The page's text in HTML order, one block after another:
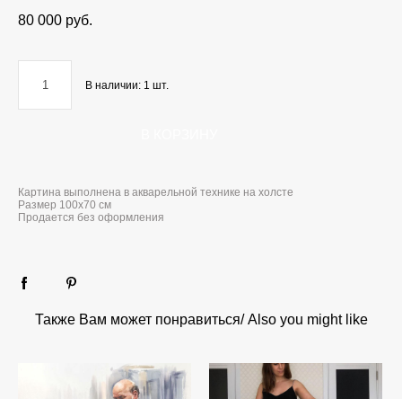
80 000 pуб.
В наличии: 1 шт.
Картина выполнена в акварельной технике на холсте
Размер 100x70 см
Продается без оформления
Также Вам может понравиться/ Also you might like